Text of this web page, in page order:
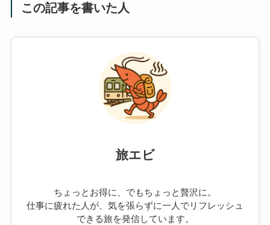
この記事を書いた人
旅エビ
ちょっとお得に、でもちょっと贅沢に。
仕事に疲れた人が、気を張らずに一人でリフレッシュ
できる旅を発信しています。